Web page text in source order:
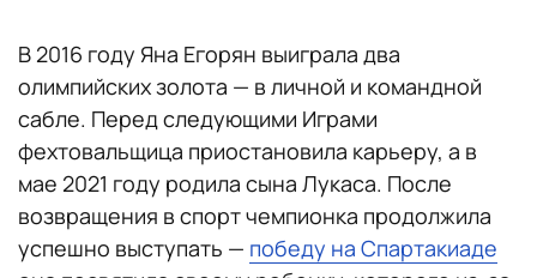
В 2016 году Яна Егорян выиграла два
олимпийских золота — в личной и командной
сабле. Перед следующими Играми
фехтовальщица приостановила карьеру, а в
мае 2021 году родила сына Лукаса. После
возвращения в спорт чемпионка продолжила
успешно выступать — победу на Спартакиаде